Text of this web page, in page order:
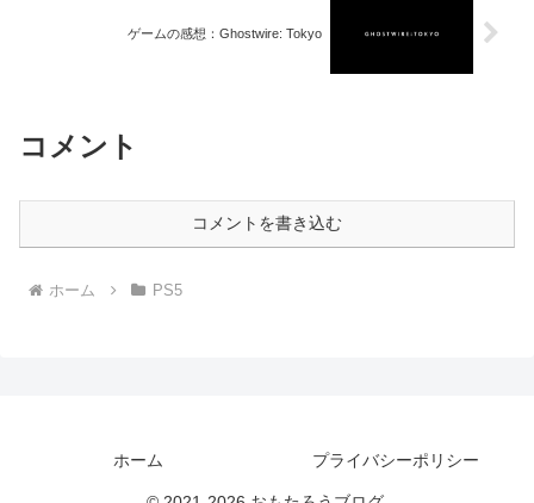
ゲームの感想：Ghostwire: Tokyo
コメント
コメントを書き込む
ホーム PS5
ホーム プライバシーポリシー